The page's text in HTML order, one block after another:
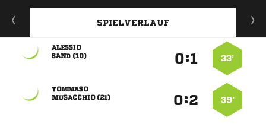
SPIELVERLAUF
33’
:

 
39’
:

 